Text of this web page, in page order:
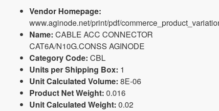
Vendor Homepage:
www.aginode.net/print/pdf/
Name: CABLE ACC CONNECTOR
CAT6A/N10G.CONSS AGINODE
Category Code: CBL
Units per Shipping Box: 1
Unit Calculated Volume: 8E-06
Product Net Weight: 0.016
Unit Calculated Weight: 0.02